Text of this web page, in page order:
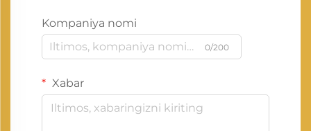
Kompaniya nomi
0/200
Xabar